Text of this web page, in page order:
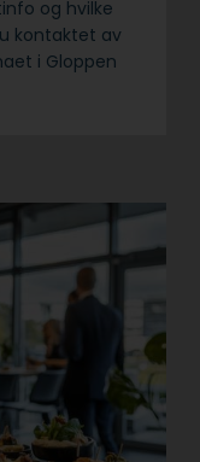
og hvilke
kontaktet av
i Gloppen